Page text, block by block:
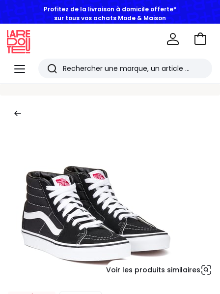
Profitez de la livraison à domicile offerte*
sur tous vos achats Mode & Maison
Menu
Redoute
Rechercher
Aller
Voir les produits similaires